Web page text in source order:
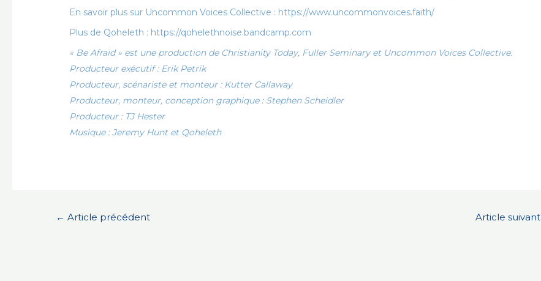
En savoir plus sur Uncommon Voices Collective : https://www.uncommonvoices.faith/
Plus de Qoheleth : https://qohelethnoise.bandcamp.com
« Be Afraid » est une production de Christianity Today, Fuller Seminary et Uncommon Voices Collective.
Producteur exécutif : Erik Petrik
Producteur, scénariste et monteur : Kutter Callaway
Producteur, monteur, conception graphique : Stephen Scheidler
Producteur : TJ Hester
Musique : Jeremy Hunt et Qoheleth
Navigation
← Article précédent Article suivant